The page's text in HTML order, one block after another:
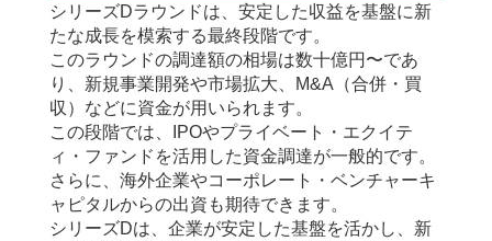
シリーズDラウンドは、安定した収益を基盤に新
たな成長を模索する最終段階です。
このラウンドの調達額の相場は数十億円〜であ
り、新規事業開発や市場拡大、M&A（合併・買
収）などに資金が用いられます。
この段階では、IPOやプライベート・エクイテ
ィ・ファンドを活用した資金調達が一般的です。
さらに、海外企業やコーポレート・ベンチャーキ
ャピタルからの出資も期待できます。
シリーズDは、企業が安定した基盤を活かし、新